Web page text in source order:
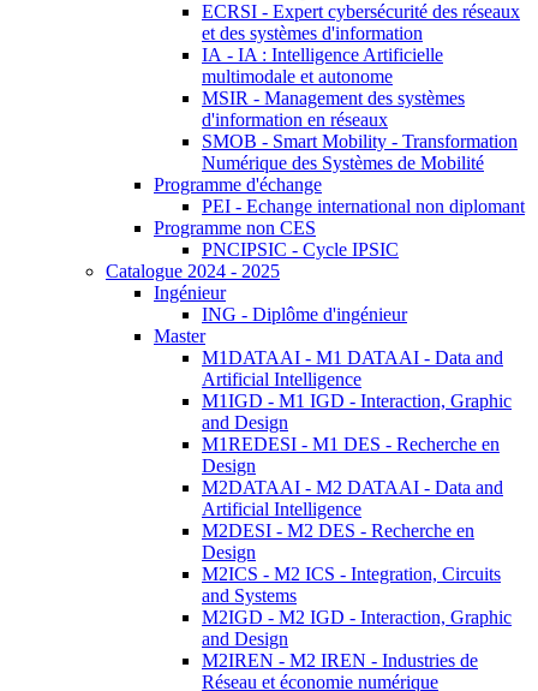
ECRSI - Expert cybersécurité des réseaux
et des systèmes d'information
IA - IA : Intelligence Artificielle
multimodale et autonome
MSIR - Management des systèmes
d'information en réseaux
SMOB - Smart Mobility - Transformation
Numérique des Systèmes de Mobilité
Programme d'échange
PEI - Echange international non diplomant
Programme non CES
PNCIPSIC - Cycle IPSIC
Catalogue 2024 - 2025
Ingénieur
ING - Diplôme d'ingénieur
Master
M1DATAAI - M1 DATAAI - Data and
Artificial Intelligence
M1IGD - M1 IGD - Interaction, Graphic
and Design
M1REDESI - M1 DES - Recherche en
Design
M2DATAAI - M2 DATAAI - Data and
Artificial Intelligence
M2DESI - M2 DES - Recherche en
Design
M2ICS - M2 ICS - Integration, Circuits
and Systems
M2IGD - M2 IGD - Interaction, Graphic
and Design
M2IREN - M2 IREN - Industries de
Réseau et économie numérique